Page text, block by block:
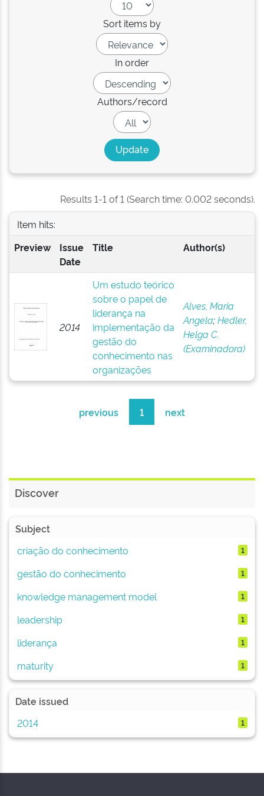
Sort items by
In order
Authors/record
Results 1-1 of 1 (Search time: 0.002 seconds).
Item hits:
Preview
Issue
Date
Title Author(s)
2014
Um estudo teórico
sobre o papel de
liderança na
implementação da
gestão do
conhecimento nas
organizações
Alves, Maria
Angela;Hedler,
Helga C.
(Examinadora)
previous 1 next
Discover
Subject
criação do conhecimento
1
gestão do conhecimento 1
knowledge management model 1
leadership 1
liderança 1
maturity 1
Date issued
2014
1